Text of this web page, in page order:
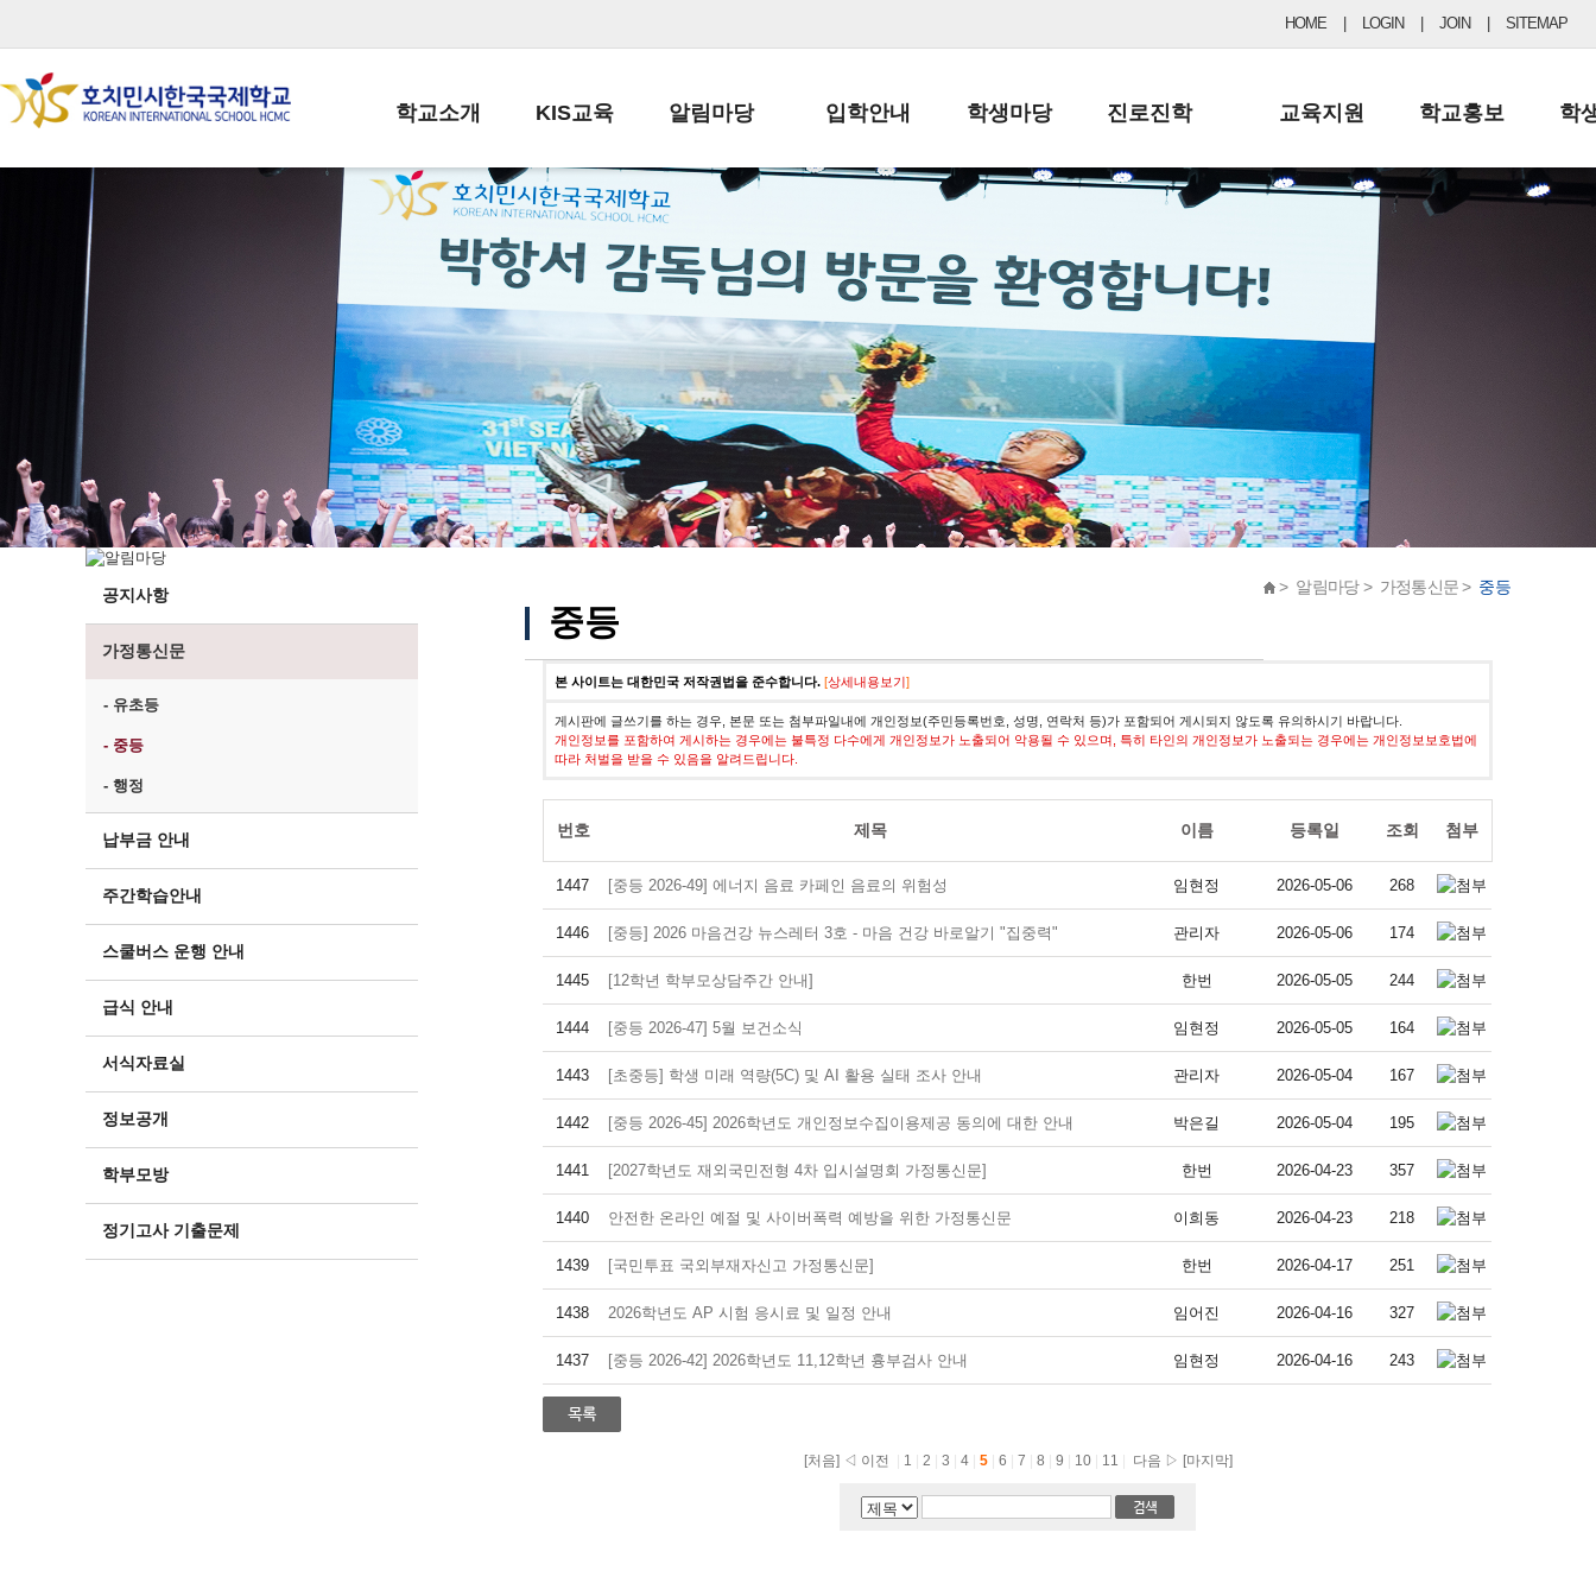
HOME LOGIN JOIN SITEMAP
학교소개
학교장인사말
학교상징
학교연혁
교직원현황
학생현황
위치/전화
전경사진
KIS교육
교육목표
학사일정
일과시간표
성과평가자료
알림마당
공지사항
납부금 안내
스쿨버스 운행 안내
급식안내
서식자료실
학부모방
정기고사 기출문제
입학안내
전-편입 서류양식
입학금/수업료
교복구입안내
학생마당
학생생활규정
학교신문
자율진로동아리
유초등 소식지
진로진학
공지사항 및 입시자료
드림레터
교육지원
행정실
학교운영위원회
학교건축기금
학교홍보
보도자료
학
공지사항
가정통신문
- 유초등
- 중등
- 행정
납부금 안내
주간학습안내
스쿨버스 운행 안내
급식 안내
서식자료실
정보공개
학부모방
정기고사 기출문제
> 알림마당 > 가정통신문 > 중등
중등
본 사이트는 대한민국 저작권법을 준수합니다. [상세내용보기]
게시판에 글쓰기를 하는 경우, 본문 또는 첨부파일내에 개인정보(주민등록번호, 성명, 연락처 등)가 포함되어 게시되지 않도록 유의하시기 바랍니다.
개인정보를 포함하여 게시하는 경우에는 불특정 다수에게 개인정보가 노출되어 악용될 수 있으며, 특히 타인의 개인정보가 노출되는 경우에는 개인정보보호법에
따라 처벌을 받을 수 있음을 알려드립니다.
번호 제목 이름 등록일 조회 첨부
1447 [중등 2026-49] 에너지 음료 카페인 음료의 위험성 임현정 2026-05-06 268
1446 [중등] 2026 마음건강 뉴스레터 3호 - 마음 건강 바로알기 "집중력" 관리자 2026-05-06 174
1445 [12학년 학부모상담주간 안내] 한번 2026-05-05 244
1444 [중등 2026-47] 5월 보건소식 임현정 2026-05-05 164
1443 [초중등] 학생 미래 역량(5C) 및 AI 활용 실태 조사 안내 관리자 2026-05-04 167
1442 [중등 2026-45] 2026학년도 개인정보수집이용제공 동의에 대한 안내 박은길 2026-05-04 195
1441 [2027학년도 재외국민전형 4차 입시설명회 가정통신문] 한번 2026-04-23 357
1440 안전한 온라인 예절 및 사이버폭력 예방을 위한 가정통신문 이희동 2026-04-23 218
1439 [국민투표 국외부재자신고 가정통신문] 한번 2026-04-17 251
1438 2026학년도 AP 시험 응시료 및 일정 안내 임어진 2026-04-16 327
1437 [중등 2026-42] 2026학년도 11,12학년 흉부검사 안내 임현정 2026-04-16 243
[처음] ◁ 이전 1 2 3 4 5 6 7 8 9 10 11 다음 ▷ [마지막]